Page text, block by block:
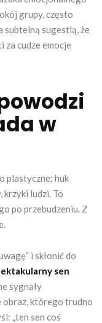
grupy, często
subtelną sugestią, że
za cudze emocje
w
plastyczne: huk
krzyki ludzi. To
po przebudzeniu. Z
i skłonić do
sen
sygnały
obraz, którego trudno
„ten sen coś